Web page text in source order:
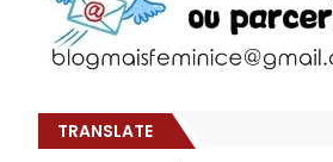
TRANSLATE